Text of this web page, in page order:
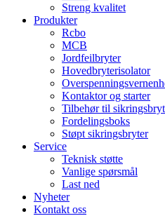
Streng kvalitet
Produkter
Rcbo
MCB
Jordfeilbryter
Hovedbryterisolator
Kontaktor og starter
Tilbehør til
Fordelingsboks
Støpt sikringsbryter
Service
Teknisk støtte
Vanlige spørsmål
Last ned
Nyheter
Kontakt oss